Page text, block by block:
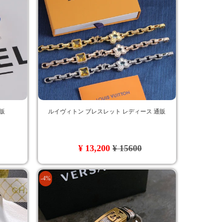
ルイヴィトン ブレスレット レディース 通販
¥ 13,200¥ 15600
-4%